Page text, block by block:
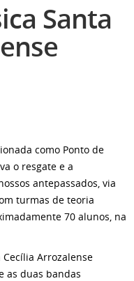
Santa
como Ponto de
o resgate e a
antepassados, via
turmas de teoria
70 alunos, na
Arrozalense
as duas bandas